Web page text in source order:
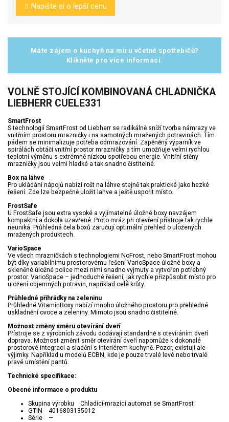
Napište si o lepší cenu
Máte zájem o kuchyň na míru včetně spotřebičů?
Klikněte pro více informací.
VOLNĚ STOJÍCÍ KOMBINOVANÁ CHLADNIČKA
LIEBHERR CUELE331
SmartFrost
S technologií SmartFrost od Liebherr se radikálně sníží tvorba námrazy ve
vnitřním prostoru mrazničky i na samotných mražených potravinách. Tím
pádem se minimalizuje potřeba odmrazování. Zapěněný výparník ve
spirálách obtáčí vnitřní prostor mrazničky a tím umožňuje velmi rychlou
teplotní výměnu s extrémně nízkou spotřebou energie. Vnitřní stěny
mrazničky jsou velmi hladké a tak snadno čistitelné.
Box na láhve
Pro ukládání nápojů nabízí rošt na láhve stejně tak praktické jako hezké
řešení. Zde lze bezpečně uložit lahve a ještě uspořit místo.
FrostSafe
U FrostSafe jsou extra vysoké a vyjímatelné úložné boxy navzájem
kompaktní a dokola uzavřené. Proto mráz při otevření přístroje tak rychle
neuniká. Průhledná čela boxů zaručují optimální přehled o uložených
mražených produktech.
VarioSpace
Ve všech mrazničkách s technologiemi NoFrost, nebo SmartFrost mohou
být díky variabilnímu prostorovému řešení VarioSpace úložné boxy a
skleněné úložné police mezi nimi snadno vyjmuty a vytvořen potřebný
prostor. VarioSpace – jednoduché řešení, jak rychle přizpůsobit místo pro
uložení objemných potravin, například celé krůty.
Průhledné přihrádky na zeleninu
Průhledné VitamínBoxy nabízí mnoho úložného prostoru pro přehledné
uskladnění ovoce a zeleniny. Mimoto jsou snadno čistitelné.
Možnost změny směru otevírání dveří
Přístroje se z výrobních závodu dodávají standardně s otevíráním dveří
doprava. Možnost změnit směr otevírání dveří napomůže k dokonalé
prostorové integraci a sladění s interiérem kuchyně. Pozor, existují ale
výjimky. Například u modelů ECBN, kde je pouze trvalé levé nebo trvalé
pravé umístění pantů.
Technické specifikace:
Obecné informace o produktu
Skupina výrobku Chladící-mrazící automat se SmartFrost
GTIN 4016803135012
Série —